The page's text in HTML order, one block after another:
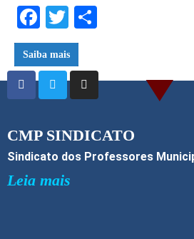
F
ac
e
b
o
o
k
T
w
itt
er
ar
e
Saiba mais
CMP SINDICATO
Sindicato dos Professores
Leia mais